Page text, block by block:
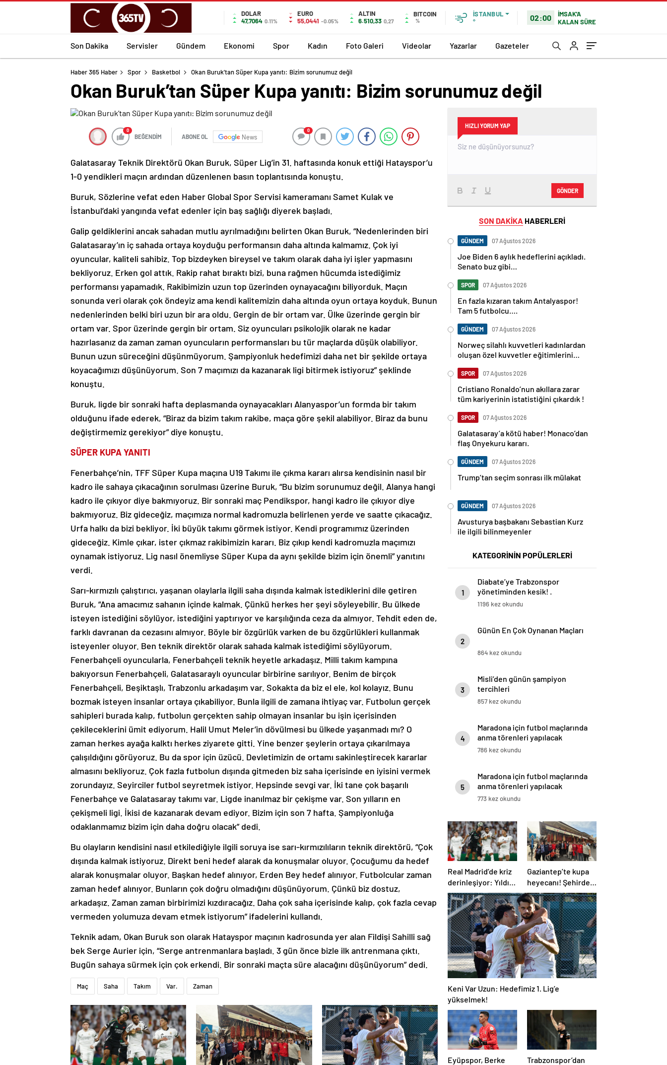
DOLAR
47,7064 0.11%
EURO
55,0441 -0.05%
ALTIN
6.510,33 0,27
BITCOIN
%
İSTANBUL
°
02:00
İMSAK'A
KALAN SÜRE
Son Dakika Servisler Gündem Ekonomi Spor Kadın Foto Galeri Videolar Yazarlar Gazeteler
Haber 365 Haber Spor Basketbol Okan Buruk’tan Süper Kupa yanıtı: Bizim sorunumuz değil
Okan Buruk’tan Süper Kupa yanıtı: Bizim sorunumuz değil
0
BEĞENDİM ABONE OL News
0
Galatasaray Teknik Direktörü Okan Buruk, Süper Lig’in 31. haftasında konuk ettiği Hatayspor’u
1-0 yendikleri maçın ardından düzenlenen basın toplantısında konuştu.
Buruk, Sözlerine vefat eden Haber Global Spor Servisi kameramanı Samet Kulak ve
İstanbul’daki yangında vefat edenler için baş sağlığı diyerek başladı.
Galip geldiklerini ancak sahadan mutlu ayrılmadığını belirten Okan Buruk, “Nedenlerinden biri
Galatasaray’ın iç sahada ortaya koyduğu performansın daha altında kalmamız. Çok iyi
oyuncular, kaliteli sahibiz. Top bizdeyken bireysel ve takım olarak daha iyi işler yapmasını
bekliyoruz. Erken gol attık. Rakip rahat bıraktı bizi, buna rağmen hücumda istediğimiz
performansı yapamadık. Rakibimizin uzun top üzerinden oynayacağını biliyorduk. Maçın
sonunda veri olarak çok öndeyiz ama kendi kalitemizin daha altında oyun ortaya koyduk. Bunun
nedenlerinden belki biri uzun bir ara oldu. Gergin de bir ortam var. Ülke üzerinde gergin bir
ortam var. Spor üzerinde gergin bir ortam. Siz oyuncuları psikolojik olarak ne kadar
hazırlasanız da zaman zaman oyuncuların performansları bu tür maçlarda düşük olabiliyor.
Bunun uzun süreceğini düşünmüyorum. Şampiyonluk hedefimizi daha net bir şekilde ortaya
koyacağımızı düşünüyorum. Son 7 maçımızı da kazanarak ligi bitirmek istiyoruz” şeklinde
konuştu.
Buruk, ligde bir sonraki hafta deplasmanda oynayacakları Alanyaspor’un formda bir takım
olduğunu ifade ederek, “Biraz da bizim takım rakibe, maça göre şekil alabiliyor. Biraz da bunu
değiştirmemiz gerekiyor” diye konuştu.
SÜPER KUPA YANITI
Fenerbahçe’nin, TFF Süper Kupa maçına U19 Takımı ile çıkma kararı alırsa kendisinin nasıl bir
kadro ile sahaya çıkacağının sorulması üzerine Buruk, “Bu bizim sorunumuz değil. Alanya hangi
kadro ile çıkıyor diye bakmıyoruz. Bir sonraki maç Pendikspor, hangi kadro ile çıkıyor diye
bakmıyoruz. Biz gideceğiz, maçımıza normal kadromuzla belirlenen yerde ve saatte çıkacağız.
Urfa halkı da bizi bekliyor. İki büyük takımı görmek istiyor. Kendi programımız üzerinden
gideceğiz. Kimle çıkar, ister çıkmaz rakibimizin kararı. Biz çıkıp kendi kadromuzla maçımızı
oynamak istiyoruz. Lig nasıl önemliyse Süper Kupa da aynı şekilde bizim için önemli” yanıtını
verdi.
Sarı-kırmızılı çalıştırıcı, yaşanan olaylarla ilgili saha dışında kalmak istediklerini dile getiren
Buruk, “Ana amacımız sahanın içinde kalmak. Çünkü herkes her şeyi söyleyebilir. Bu ülkede
isteyen istediğini söylüyor, istediğini yaptırıyor ve karşılığında ceza da almıyor. Tehdit eden de,
farklı davranan da cezasını almıyor. Böyle bir özgürlük varken de bu özgürlükleri kullanmak
isteyenler oluyor. Ben teknik direktör olarak sahada kalmak istediğimi söylüyorum.
Fenerbahçeli oyuncularla, Fenerbahçeli teknik heyetle arkadaşız. Milli takım kampına
bakıyorsun Fenerbahçeli, Galatasaraylı oyuncular birbirine sarılıyor. Benim de birçok
Fenerbahçeli, Beşiktaşlı, Trabzonlu arkadaşım var. Sokakta da biz el ele, kol kolayız. Bunu
bozmak isteyen insanlar ortaya çıkabiliyor. Bunla ilgili de zamana ihtiyaç var. Futbolun gerçek
sahipleri burada kalıp, futbolun gerçekten sahip olmayan insanlar bu işin içerisinden
çekileceklerini ümit ediyorum. Halil Umut Meler’in dövülmesi bu ülkede yaşanmadı mı? O
zaman herkes ayağa kalktı herkes ziyarete gitti. Yine benzer şeylerin ortaya çıkarılmaya
çalışıldığını görüyoruz. Bu da spor için üzücü. Devletimizin de ortamı sakinleştirecek kararlar
almasını bekliyoruz. Çok fazla futbolun dışında gitmeden biz saha içerisinde en iyisini vermek
zorundayız. Seyirciler futbol seyretmek istiyor. Hepsinde sevgi var. İki tane çok başarılı
Fenerbahçe ve Galatasaray takımı var. Ligde inanılmaz bir çekişme var. Son yılların en
çekişmeli ligi. İkisi de kazanarak devam ediyor. Bizim için son 7 hafta. Şampiyonluğa
odaklanmamız bizim için daha doğru olacak” dedi.
Bu olayların kendisini nasıl etkilediğiyle ilgili soruya ise sarı-kırmızılıların teknik direktörü, “Çok
dışında kalmak istiyoruz. Direkt beni hedef alarak da konuşmalar oluyor. Çocuğumu da hedef
alarak konuşmalar oluyor. Başkan hedef alınıyor, Erden Bey hedef alınıyor. Futbolcular zaman
zaman hedef alınıyor. Bunların çok doğru olmadığını düşünüyorum. Çünkü biz dostuz,
arkadaşız. Zaman zaman birbirimizi kızdıracağız. Daha çok saha içerisinde kalıp, çok fazla cevap
vermeden yolumuza devam etmek istiyorum” ifadelerini kullandı.
Teknik adam, Okan Buruk son olarak Hatayspor maçının kadrosunda yer alan Fildişi Sahilli sağ
bek Serge Aurier için, “Serge antrenmanlara başladı. 3 gün önce bizle ilk antrenmana çıktı.
Bugün sahaya sürmek için çok erkendi. Bir sonraki maçta süre alacağını düşünüyorum” dedi.
Maç Saha Takım Var. Zaman
HIZLI YORUM YAP
GÖNDER
SON DAKİKA HABERLERİ
GÜNDEM 07 Ağustos 2026
Joe Biden 6 aylık hedeflerini açıkladı.
Senato buz gibi…
SPOR 07 Ağustos 2026
En fazla kızaran takım Antalyaspor!
Tam 5 futbolcu….
GÜNDEM 07 Ağustos 2026
Norweç silahlı kuvvetleri kadınlardan
oluşan özel kuvvetler eğitimlerini
SPOR 07 Ağustos 2026
Cristiano Ronaldo’nun akıllara zarar
tüm kariyerinin istatistiğini çıkardık !
SPOR 07 Ağustos 2026
Galatasaray’a kötü haber! Monaco’dan
flaş Onyekuru kararı.
GÜNDEM 07 Ağustos 2026
Trump’tan seçim sonrası ilk mülakat
GÜNDEM 07 Ağustos 2026
Avusturya başbakanı Sebastian Kurz
ile ilgili bilinmeyenler
KATEGORİNİN POPÜLERLERİ
1
Diabate’ye Trabzonspor
yönetiminden kesik! .
1196 kez okundu
2
Günün En Çok Oynanan Maçları
864 kez okundu
3
Misli’den günün şampiyon
tercihleri
857 kez okundu
4
Maradona için futbol maçlarında
anma törenleri yapılacak
786 kez okundu
5
Maradona için futbol maçlarında
anma törenleri yapılacak
773 kez okundu
Real Madrid’de kriz
derinleşiyor: Yıldız
oyuncu takıma
dönmek istemiyor
Gaziantep’te kupa
heyecanı! Şehirde
taraftarlar kol kola
Keni Var Uzun: Hedefimiz 1. Lig’e
yükselmek!
Eyüpspor, Berke
Trabzonspor’dan